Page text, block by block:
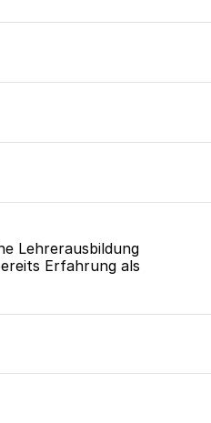
Lehrerausbildung
Erfahrung als